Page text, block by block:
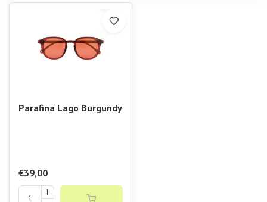
Parafina Lago Burgundy
€39,00